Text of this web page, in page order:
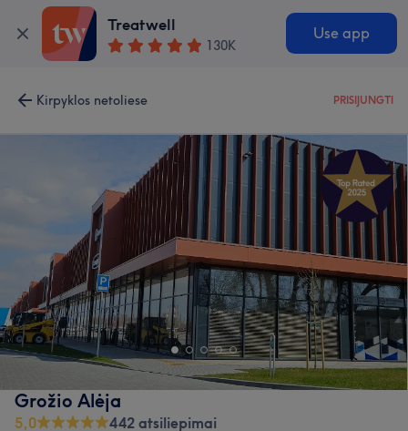
Treatwell
130K
Use app
Kirpyklos netoliese PRISIJUNGTI
Grožio Alėja
5,0
442 atsiliepimai